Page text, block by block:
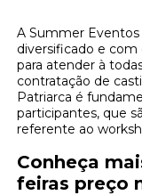
A Summer
diversificado e
para atender à
contratação de
Patriarca é
participantes, que
referente ao
Conheça
feiras preço